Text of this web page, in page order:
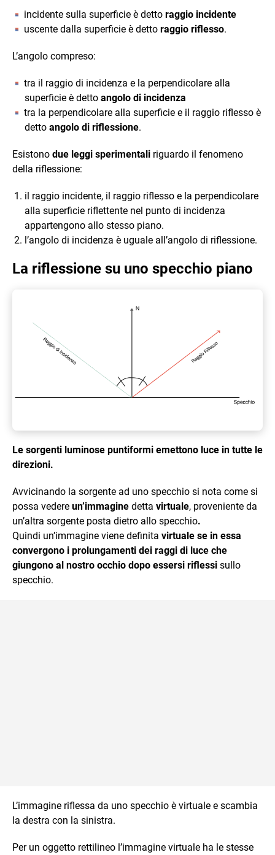
incidente sulla superficie è detto raggio incidente
uscente dalla superficie è detto raggio riflesso.
L’angolo compreso:
tra il raggio di incidenza e la perpendicolare alla
superficie è detto angolo di incidenza
tra la perpendicolare alla superficie e il raggio riflesso è
detto angolo di riflessione.
Esistono due leggi sperimentali riguardo il fenomeno
della riflessione:
il raggio incidente, il raggio riflesso e la perpendicolare
alla superficie riflettente nel punto di incidenza
appartengono allo stesso piano.
l’angolo di incidenza è uguale all’angolo di riflessione.
La riflessione su uno specchio piano
Le sorgenti luminose puntiformi emettono luce in tutte le
direzioni.
Avvicinando la sorgente ad uno specchio si nota come si
possa vedere un’immagine detta virtuale, proveniente da
un’altra sorgente posta dietro allo specchio.
Quindi un’immagine viene definita virtuale se in essa
convergono i prolungamenti dei raggi di luce che
giungono al nostro occhio dopo essersi riflessi sullo
specchio.
L’immagine riflessa da uno specchio è virtuale e scambia
la destra con la sinistra.
Per un oggetto rettilineo l’immagine virtuale ha le stesse